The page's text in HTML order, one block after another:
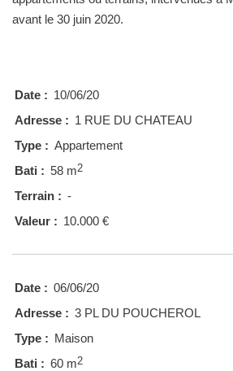
avant le 30 juin 2020.
Date : 10/06/20
Adresse : 1 RUE DU CHATEAU
Type : Appartement
Bati : 58 m2
Terrain : -
Valeur : 10.000 €
Date : 06/06/20
Adresse : 3 PL DU POUCHEROL
Type : Maison
Bati : 60 m2